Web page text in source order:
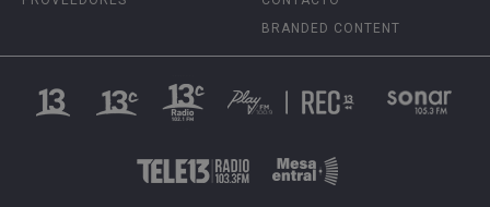
BRANDED CONTENT